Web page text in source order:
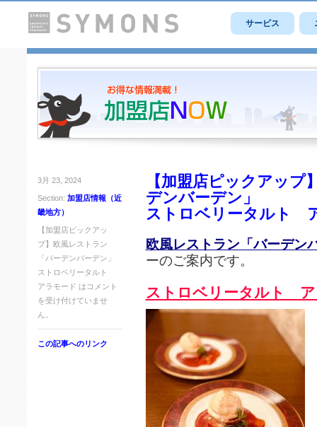
サービス
3月 23, 2024
Section: 加盟店情報（近
畿地方）
【加盟店ピックアッ
プ】欧風レストラン
「バーデンバーデン」
ストロベリータルト
アラモード は コメント
を受け付けていませ
ん。
この記事へのリンク
【加盟店ピックアップ
デンバーデン」
ストロベリータルト
欧風レストラン「バーデン
ーのご案内です。
ストロベリータルト ア